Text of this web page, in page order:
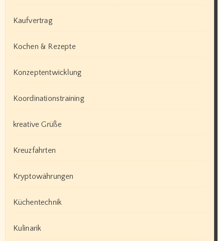
Kaufvertrag
Kochen & Rezepte
Konzeptentwicklung
Koordinationstraining
kreative Grüße
Kreuzfahrten
Kryptowährungen
Küchentechnik
Kulinarik